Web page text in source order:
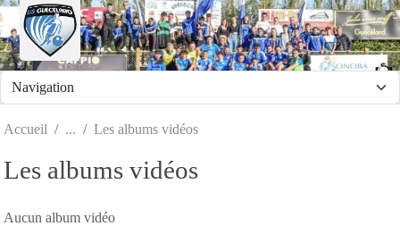
Accueil Les albums vidéos
Les albums vidéos
Aucun album vidéo
Panneau de gestion des cookies